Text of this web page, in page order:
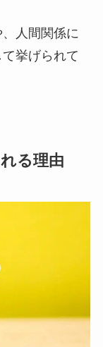
人間関係に
挙げられて
る理由